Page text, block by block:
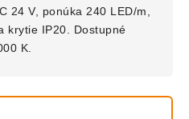
24 V, ponúka 240 LED/m,
krytie IP20. Dostupné
K.